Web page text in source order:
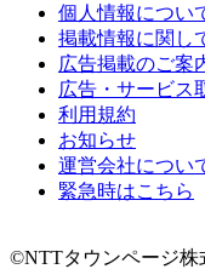
個人情報につい
掲載情報に関し
広告掲載のご案
広告・サービス
利用規約
お知らせ
運営会社につい
緊急時はこちら
©NTTタウンページ株